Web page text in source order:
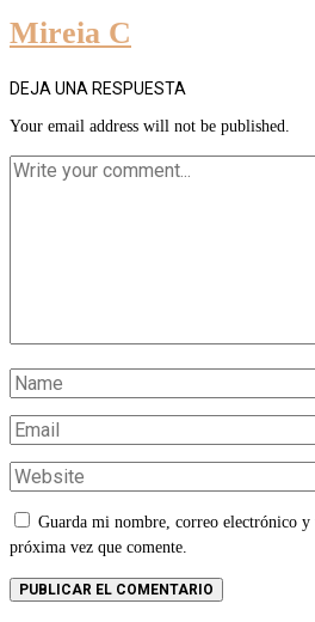
Mireia C
DEJA UNA RESPUESTA
Your email address will not be published.
Guarda mi nombre, correo electrónico y
próxima vez que comente.